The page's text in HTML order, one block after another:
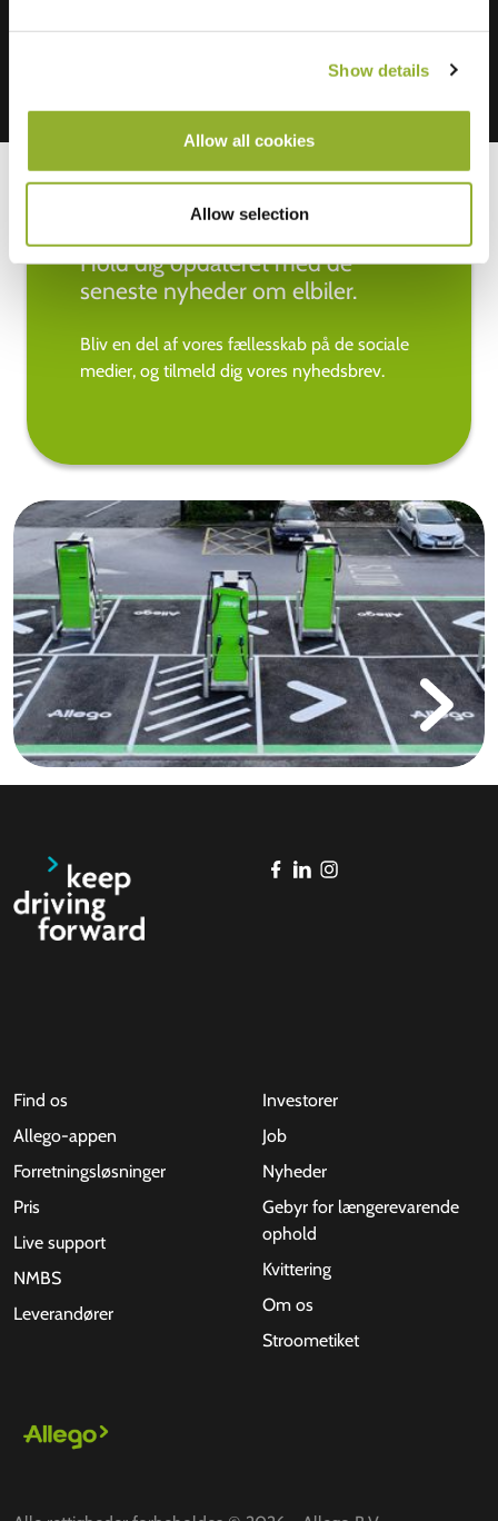
Show details
Allow all cookies
Allow selection
Hold dig opdateret med de
seneste nyheder om elbiler.
Bliv en del af vores fællesskab på de sociale
medier, og tilmeld dig vores nyhedsbrev.
Find os
Allego-appen
Forretningsløsninger
Pris
Live support
NMBS
Leverandører
Investorer
Job
Nyheder
Gebyr for længerevarende
ophold
Kvittering
Om os
Stroometiket